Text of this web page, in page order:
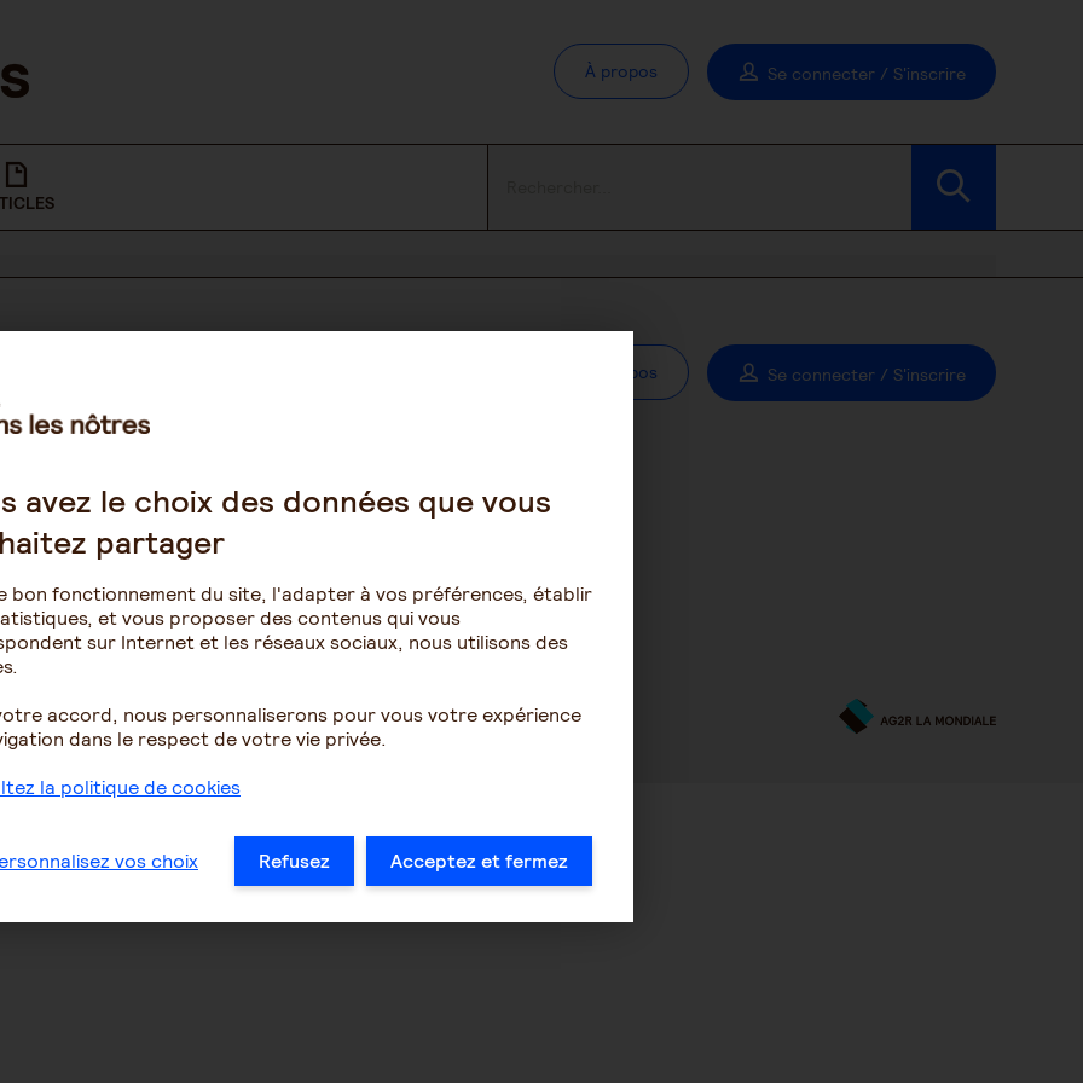
À propos Se connecter / S'inscrire
À propos Se connecter / S'inscrire
avez le choix des données que vous
partager
bon fonctionnement du site, l'adapter à vos préférences, établir
et vous proposer des contenus qui vous
sur Internet et les réseaux sociaux, nous utilisons des
accord, nous personnaliserons pour vous votre expérience
dans le respect de votre vie privée.
la politique de cookies
vos choix Refusez Acceptez et fermez